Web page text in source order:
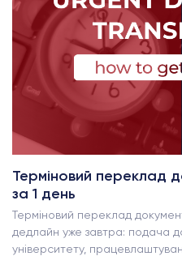
Терміновий переклад
за 1 день
Терміновий переклад
дедлайн уже завтра: подача
університету,